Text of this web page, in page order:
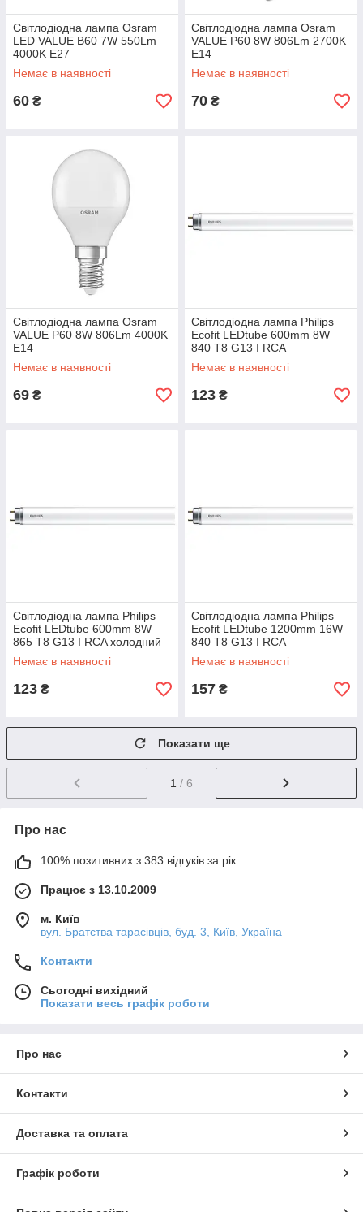
Світлодіодна лампа Osram
LED VALUE B60 7W 550Lm
4000K E27
Немає в наявності
60 ₴
Світлодіодна лампа Osram
VALUE Р60 8W 806Lm 2700K
E14
Немає в наявності
70 ₴
Світлодіодна лампа Osram
VALUE Р60 8W 806Lm 4000K
E14
Немає в наявності
69 ₴
Світлодіодна лампа Philips
Ecofit LEDtube 600mm 8W
840 T8 G13 I RCA
нейтральний білий
Немає в наявності
123 ₴
Світлодіодна лампа Philips
Ecofit LEDtube 600mm 8W
865 T8 G13 I RCA холодний
білий
Немає в наявності
123 ₴
Світлодіодна лампа Philips
Ecofit LEDtube 1200mm 16W
840 T8 G13 I RCA
нейтральний білий
Немає в наявності
157 ₴
Показати ще
1 / 6
Про нас
100% позитивних з 383 відгуків за рік
Працює з 13.10.2009
м. Київ
вул. Братства тарасівців, буд. 3, Київ, Україна
Контакти
Сьогодні вихідний
Показати весь графік роботи
Про нас
Контакти
Доставка та оплата
Графік роботи